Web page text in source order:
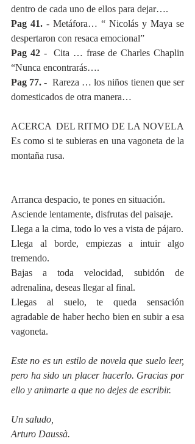
dentro de cada uno de ellos para dejar….
Pag 41. - Metáfora… “ Nicolás y Maya se
despertaron con resaca emocional”
Pag 42 -  Cita … frase de Charles Chaplin
“Nunca encontrarás….
Pag 77. -  Rareza … los niños tienen que ser
domesticados de otra manera…
ACERCA  DEL RITMO DE LA NOVELA
Es como si te subieras en una vagoneta de la
montaña rusa.
Arranca despacio, te pones en situación.
Asciende lentamente, disfrutas del paisaje.
Llega a la cima, todo lo ves a vista de pájaro.
Llega al borde, empiezas a intuir algo
tremendo.
Bajas a toda velocidad, subidón de
adrenalina, deseas llegar al final.
Llegas al suelo, te queda sensación
agradable de haber hecho bien en subir a esa
vagoneta.
Este no es un estilo de novela que suelo leer,
pero ha sido un placer hacerlo. Gracias por
ello y animarte a que no dejes de escribir.
Un saludo,
Arturo Daussà.